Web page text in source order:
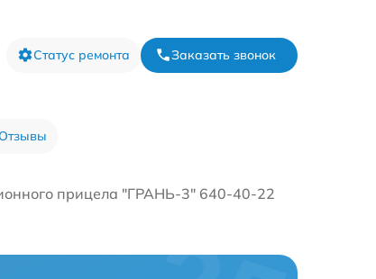
Статус ремонта Заказать звонок
прицела "ГРАНЬ-3" 640-40-22